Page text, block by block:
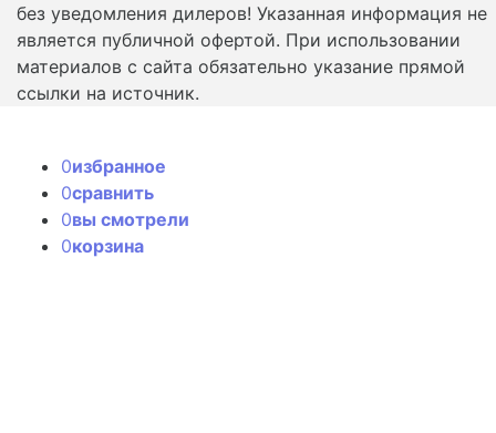
без уведомления дилеров! Указанная информация не
является публичной офертой. При использовании
материалов с сайта обязательно указание прямой
ссылки на источник.
0избранное
0сравнить
0вы смотрели
0корзина